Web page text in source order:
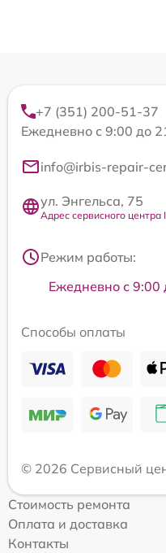
+7 (351) 200-51-37
Ежедневно с 9:00 до
info@irbis-repair-
ул. Энгельса, 75
Адрес сервисного центра
Режим работы:
Ежедневно с 9:00
Способы оплаты
© 2026 Сервисный
Стоимость ремонта
Оплата и доставка
Контакты